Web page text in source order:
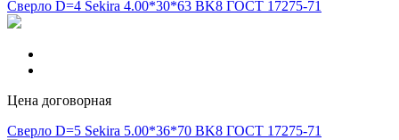
Сверло D=4 Sekira 4.00*30*63 BK8 ГОСТ 17275-71
Цена договорная
Сверло D=5 Sekira 5.00*36*70 BK8 ГОСТ 17275-71